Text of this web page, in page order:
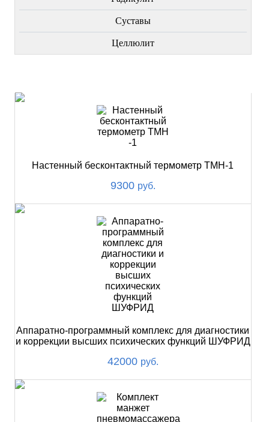
Суставы
Целлюлит
Настенный бесконтактный термометр ТМН-1
9300 руб.
Аппаратно-программный комплекс для диагностики
и коррекции высших психических функций ШУФРИД
42000 руб.